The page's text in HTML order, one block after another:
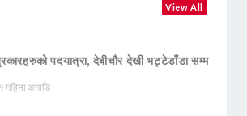
View All
पदयात्रा, देबीचौर देखी भट्टेडाँडा सम्म
१ महिना अगाडि